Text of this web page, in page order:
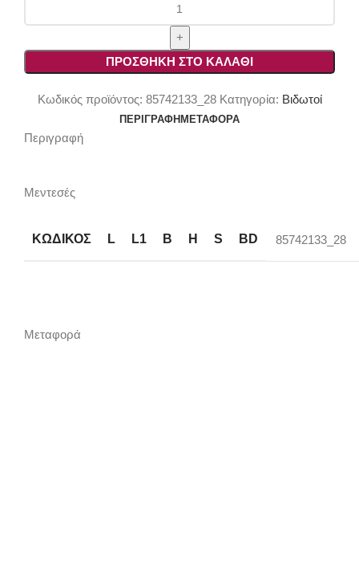
304
ποσότητα
ΠΡΟΣΘΉΚΗ ΣΤΟ ΚΑΛΆΘΙ
Κωδικός προϊόντος: 85742133_28 Κατηγορία: Βιδωτοί
ΠΕΡΙΓΡΑΦΉ ΜΕΤΑΦΟΡΆ
Περιγραφή
Μεντεσές
ΚΩΔΙΚΟΣ L L1 B H S BD 85742133_28
Μεταφορά